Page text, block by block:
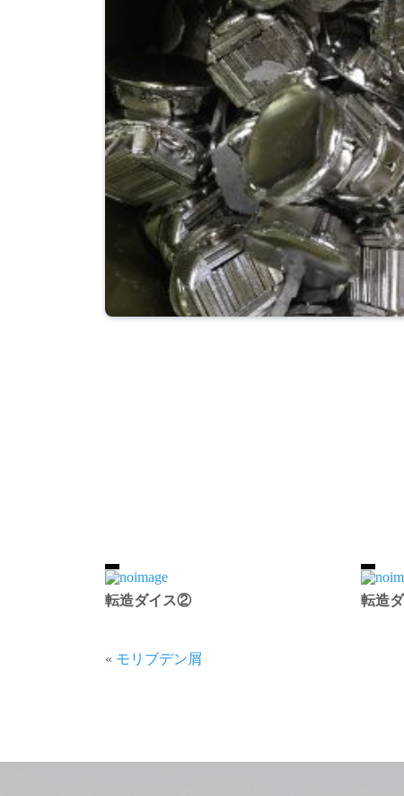
転造ダイス② 転造
« モリブデン屑